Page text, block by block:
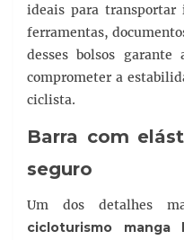
ideais para transportar
ferramentas,
desses bolsos garante
comprometer a
ciclista.
Barra com
seguro
Um dos detalhes
cicloturismo manga